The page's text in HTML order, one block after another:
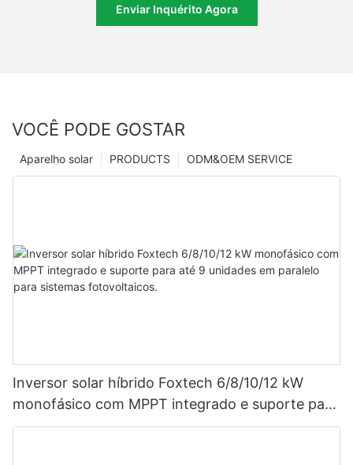
Enviar Inquérito Agora
VOCÊ PODE GOSTAR
ODM&OEM SERVICE
PRODUCTS
Aparelho solar
Inversor solar híbrido Foxtech 6/8/10/12 kW
monofásico com MPPT integrado e suporte para
até 9 unidades em paralelo para sistemas